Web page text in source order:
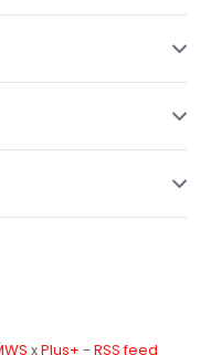
xPlus+ - RSS feed